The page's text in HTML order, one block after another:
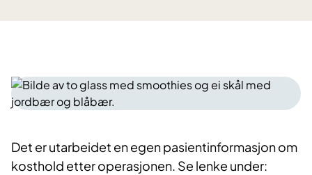
Det er utarbeidet en egen pasientinformasjon om
kosthold etter operasjonen. Se lenke under: